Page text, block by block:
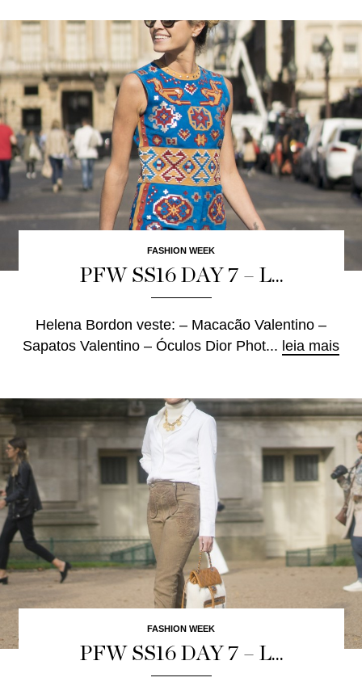
FASHION WEEK
PFW SS16 DAY 7 – L...
Helena Bordon veste: – Macacão Valentino –
Sapatos Valentino – Óculos Dior Phot... leia mais
FASHION WEEK
PFW SS16 DAY 7 – L...